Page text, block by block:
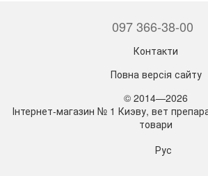
097 366-38-00
Контакти
Повна версія сайту
© 2014—2026
Інтернет-магазин № 1 Киэву, вет
товари
Рус